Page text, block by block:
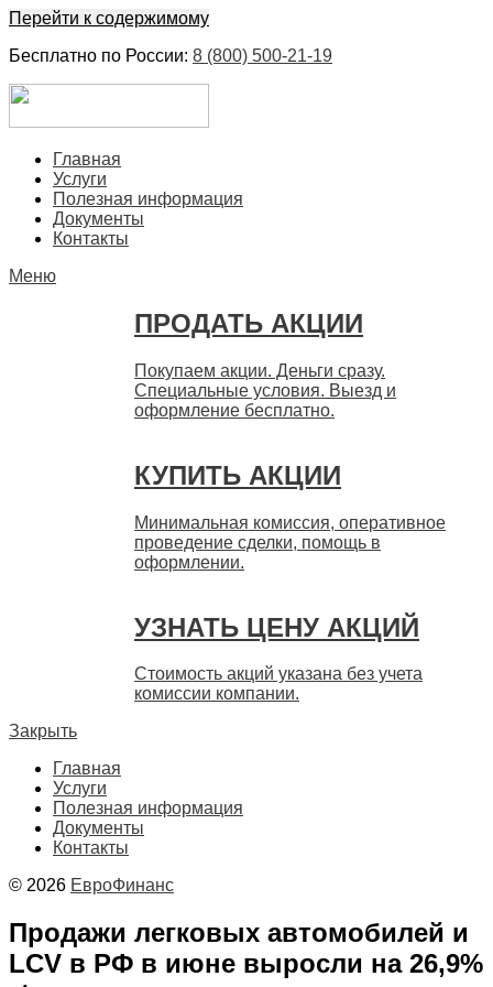
Перейти к содержимому
Бесплатно по России: 8 (800) 500-21-19
БыстроГлавная
Услуги
Полезная информация
Документы
Контакты
Меню
ПРОДАТЬ АКЦИИ
Покупаем акции. Деньги сразу.
Специальные условия. Выезд и
оформление бесплатно.
КУПИТЬ АКЦИИ
Минимальная комиссия, оперативное
проведение сделки, помощь в
оформлении.
УЗНАТЬ ЦЕНУ АКЦИЙ
Стоимость акций указана без учета
комиссии компании.
Закрыть
Главная
Услуги
Полезная информация
Документы
Контакты
© 2026 ЕвроФинанс
Продажи легковых автомобилей и
LCV в РФ в июне выросли на 26,9%